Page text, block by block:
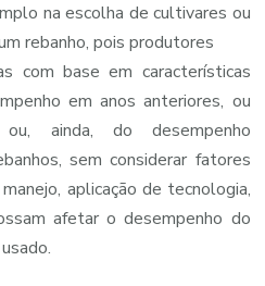
na escolha de cultivares ou
rebanho, pois produtores
com base em características
em anos anteriores, ou
ainda, do desempenho
sem considerar fatores
aplicação de tecnologia,
afetar o desempenho do